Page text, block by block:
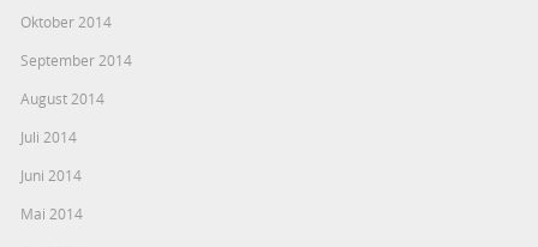
Oktober 2014
September 2014
August 2014
Juli 2014
Juni 2014
Mai 2014